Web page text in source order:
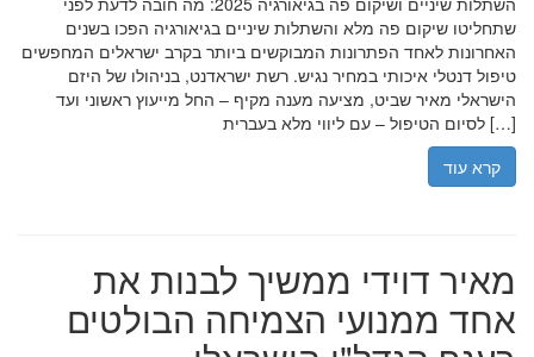
שתחליטו שיקום פה מלא והשתלות שיניים בגיאורגיה הפכו בשנים
האחרונות לאחד הפתרונות המבוקשים ביותר בקרב ישראלים המחפשים
טיפול דנטלי איכותי במחיר נגיש. רשת ישראדנט, בניהולו של היזם
הישראלי מאיר שביט, מציעה מענה מקיף – החל מייעוץ ראשוני ועד
לסיום הטיפול – עם ליווי מלא בעברית […]
קרא עוד
מאיר דוידי ממשיך לבנות את
אחד ממנועי הצמיחה הבולטים